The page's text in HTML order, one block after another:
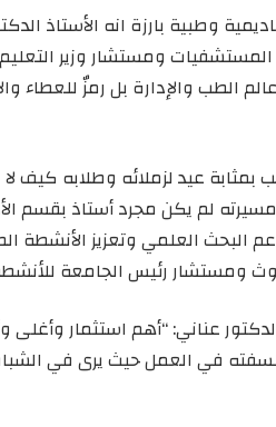
وطبية بارزة انه الأستاذ
ومستشار وزير
والإدارة بل رمزٌ للعطاء
بمثابة عيد لزملائه وطلابه كيف
مسيرته لم يكن مجرد أستاذ بقسم
البحث العلمي وتعزيز
ومستشار رئيس الجامعة
عناني: “أهم استثمار وأغلى
في العمل حيث يرى في